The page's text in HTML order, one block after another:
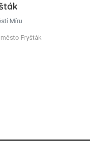
Míru
město Fryšták